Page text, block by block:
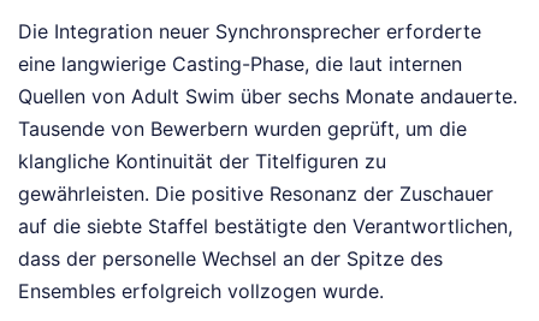
Die Integration neuer Synchronsprecher erforderte
eine langwierige Casting-Phase, die laut internen
Quellen von Adult Swim über sechs Monate andauerte.
Tausende von Bewerbern wurden geprüft, um die
klangliche Kontinuität der Titelfiguren zu
gewährleisten. Die positive Resonanz der Zuschauer
auf die siebte Staffel bestätigte den Verantwortlichen,
dass der personelle Wechsel an der Spitze des
Ensembles erfolgreich vollzogen wurde.